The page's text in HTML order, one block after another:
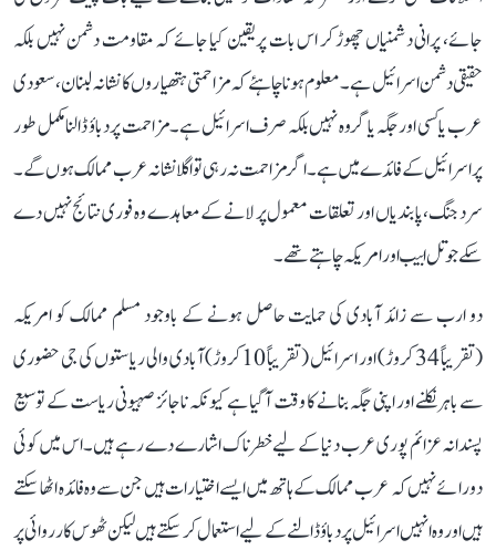
جائے، پرانی دشمنیاں چھوڑ کر اس بات پر یقین کیا جائے کہ مقاومت دشمن نہیں بلکہ
حقیقی دشمن اسرائیل ہے۔ معلوم ہونا چاہئے کہ مزاحمتی ہتھیاروں کا نشانہ لبنان، سعودی
عرب یا کسی اور جگہ یا گروہ نہیں بلکہ صرف اسرائیل ہے۔ مزاحمت پر دباؤ ڈالنا مکمل طور
پر اسرائیل کے فائدے میں ہے۔ اگر مزاحمت نہ رہی تو اگلا نشانہ عرب ممالک ہوں گے۔
سرد جنگ، پابندیاں اور تعلقات معمول پر لانے کے معاہدے وہ فوری نتائج نہیں دے
سکے جو تل ابیب اور امریکہ چاہتے تھے۔
دو ارب سے زائد آبادی کی حمایت حاصل ہونے کے باوجود مسلم ممالک کو امریکہ
(تقریباً 34 کروڑ) اور اسرائیل (تقریباً 10 کروڑ) آبادی والی ریاستوں کی جی حضوری
سے باہر نکلنے اور اپنی جگہ بنانے کا وقت آگیا ہے کیونکہ ناجائز صہیونی ریاست کے توسیع
پسندانہ عزائم پوری عرب دنیا کے لیے خطرناک اشارے دے رہے ہیں۔ اس میں کوئی
دورائے نہیں کہ عرب ممالک کے ہاتھ میں ایسے اختیارات ہیں جن سے وہ فائدہ اٹھا سکتے
ہیں اور وہ انہیں اسرائیل پر دباؤ ڈالنے کے لیے استعمال کر سکتے ہیں لیکن ٹھوس کارروائی پر